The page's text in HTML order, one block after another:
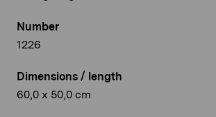
Number
1226
Dimensions / length
60,0 x 50,0 cm